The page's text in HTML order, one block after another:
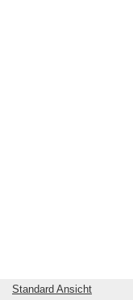
Standard Ansicht